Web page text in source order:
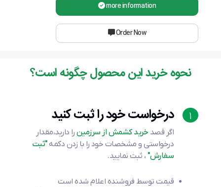
more information
Order Now
نحوه خرید این محصول چگونه است؟
1 درخواست خود را ثبت کنید
اگر قصد خرید کشمش از سرزمین را دارید،مقدار
درخواستی و مشخصات خود را با زدن دکمه"ثبت
سفارش" ، ثبت نمایید.
قیمت توسط فروشنده اعلام شده است